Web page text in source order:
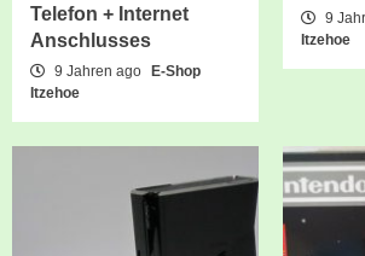
Telefon + Internet
Anschlusses
9 Jahren ago
E-Shop
Itzehoe
9
Itzehoe